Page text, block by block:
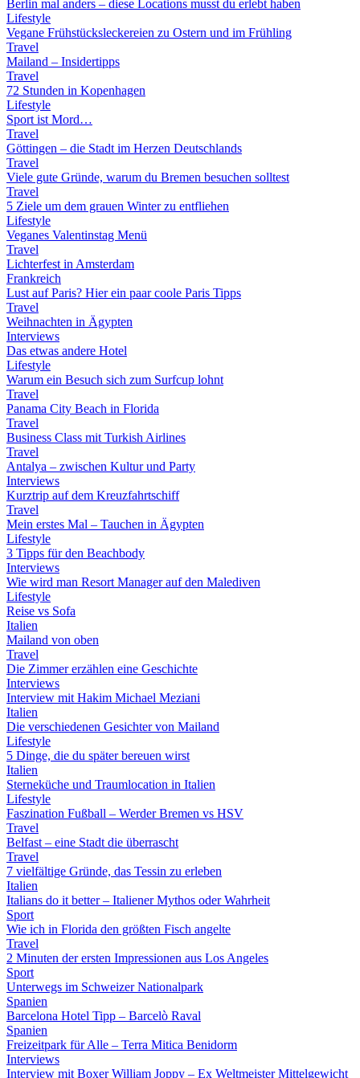
Berlin mal anders – diese Locations musst du erlebt haben
Lifestyle
Vegane Frühstücksleckereien zu Ostern und im Frühling
Travel
Mailand – Insidertipps
Travel
72 Stunden in Kopenhagen
Lifestyle
Sport ist Mord…
Travel
Göttingen – die Stadt im Herzen Deutschlands
Travel
Viele gute Gründe, warum du Bremen besuchen solltest
Travel
5 Ziele um dem grauen Winter zu entfliehen
Lifestyle
Veganes Valentinstag Menü
Travel
Lichterfest in Amsterdam
Frankreich
Lust auf Paris? Hier ein paar coole Paris Tipps
Travel
Weihnachten in Ägypten
Interviews
Das etwas andere Hotel
Lifestyle
Warum ein Besuch sich zum Surfcup lohnt
Travel
Panama City Beach in Florida
Travel
Business Class mit Turkish Airlines
Travel
Antalya – zwischen Kultur und Party
Interviews
Kurztrip auf dem Kreuzfahrtschiff
Travel
Mein erstes Mal – Tauchen in Ägypten
Lifestyle
3 Tipps für den Beachbody
Interviews
Wie wird man Resort Manager auf den Malediven
Lifestyle
Reise vs Sofa
Italien
Mailand von oben
Travel
Die Zimmer erzählen eine Geschichte
Interviews
Interview mit Hakim Michael Meziani
Italien
Die verschiedenen Gesichter von Mailand
Lifestyle
5 Dinge, die du später bereuen wirst
Italien
Sterneküche und Traumlocation in Italien
Lifestyle
Faszination Fußball – Werder Bremen vs HSV
Travel
Belfast – eine Stadt die überrascht
Travel
7 vielfältige Gründe, das Tessin zu erleben
Italien
Italians do it better – Italiener Mythos oder Wahrheit
Sport
Wie ich in Florida den größten Fisch angelte
Travel
2 Minuten der ersten Impressionen aus Los Angeles
Sport
Unterwegs im Schweizer Nationalpark
Spanien
Barcelona Hotel Tipp – Barcelò Raval
Spanien
Freizeitpark für Alle – Terra Mitica Benidorm
Interviews
Interview mit Boxer William Joppy – Ex Weltmeister Mittelgewicht